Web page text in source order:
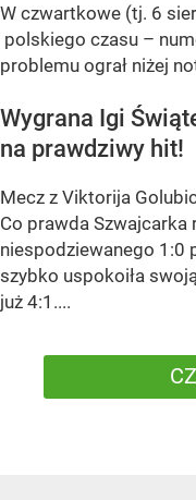
W czwartkowe (tj. 6
polskiego czasu –
problemu ograł niżej
Wygrana Igi
na prawdziwy hit!
Mecz z Viktorija
Co prawda Szwajcarka
niespodziewanego 1:0
szybko uspokoiła
już 4:1....